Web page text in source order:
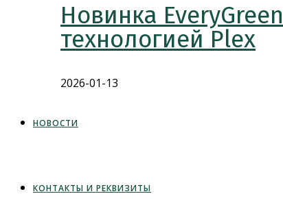
Новинка
технологией Plex
2026-01-13
НОВОСТИ
КОНТАКТЫ И РЕКВИЗИТЫ